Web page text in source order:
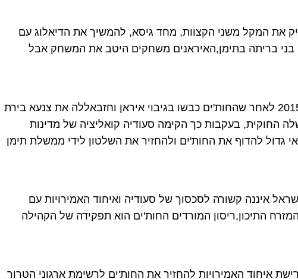
את המקל משני הקצוות, מחד גיסא, להמשיך את הדיאלוג עם
בני בריתה בתימן,האיראנים משחקים היטב את המשחק אבל
מלחמת האזרחים בתימן פרצה במרץ 2015 לאחר שהחות'ים כבשו בגיבוי איראן וחזבאללה את צנעא בירת
החוקית, בעקבות כך הקימה סעודיה קואליציה של מדינות
גדול להדוף את החות'ים ולהחזיר את השלטון לידי ממשלת תימן
נמשכת כבר 7 שנים, ישראל איננה קשורה לסכסוך של סעודיה ואיחוד האמירויות עם
התיכון,ריסון המורדים החות'ים הוא תפקידה של הקהילה
איחוד האמירויות להחזיר את החות'ים לרשימת ארגוני הטרור